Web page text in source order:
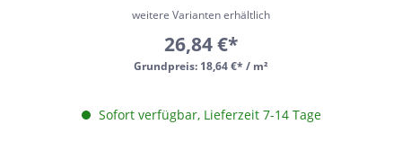
Grundpreis: 18,64 €* / m²
weitere Varianten erhältlich
26,84 €*
Sofort verfügbar, Lieferzeit 7-14 Tage